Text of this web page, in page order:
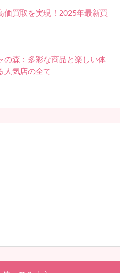
価買取を実現！2025年最新買
の森：多彩な商品と楽しい体
人気店の全て